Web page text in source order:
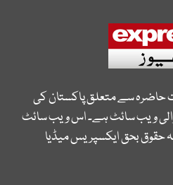
حاضرہ سے متعلق پاکستان کی
ویب سائٹ ہے۔ اس ویب سائٹ
حقوق بحق ایکسپریس میڈیا